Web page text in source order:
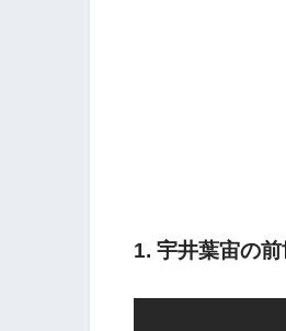
1. 宇井葉宙の